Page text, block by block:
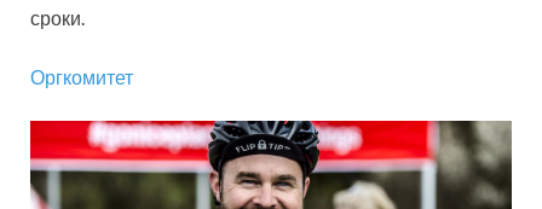
сроки.
Оргкомитет